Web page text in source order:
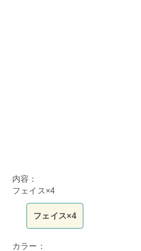
内容：
フェイス×4
フェイス×4
カラー：